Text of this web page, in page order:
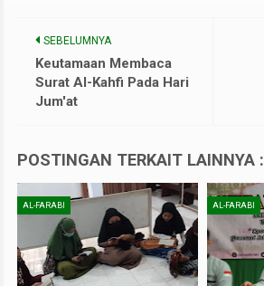
SEBELUMNYA
Keutamaan Membaca
Surat Al-Kahfi Pada Hari
Jum'at
POSTINGAN TERKAIT LAINNYA :
AL-FARABI AL-FARABI